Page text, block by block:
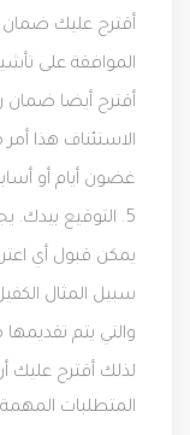
أقترح عليك ضمان
الموافقة على
أقترح أيضا
الاستئناف هذا
غضون أيام أو
5. التوقيع بيدك.
يمكن قبول أي
سبيل المثال
والتي يتم
لذلك أقترح
المتطلبات